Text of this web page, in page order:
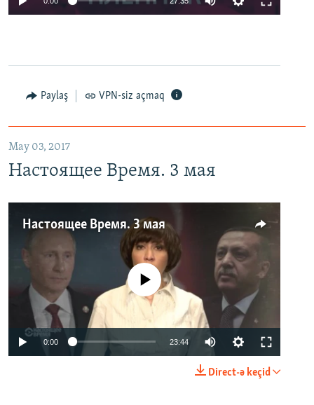
Paylaş VPN-siz açmaq
May 03, 2017
Настоящее Время. 3 мая
Настоящее Время. 3 мая
No media source currently available
0:00 23:44
Direct-ə keçid